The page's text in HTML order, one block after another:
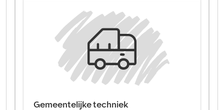
Gemeentelijke techniek